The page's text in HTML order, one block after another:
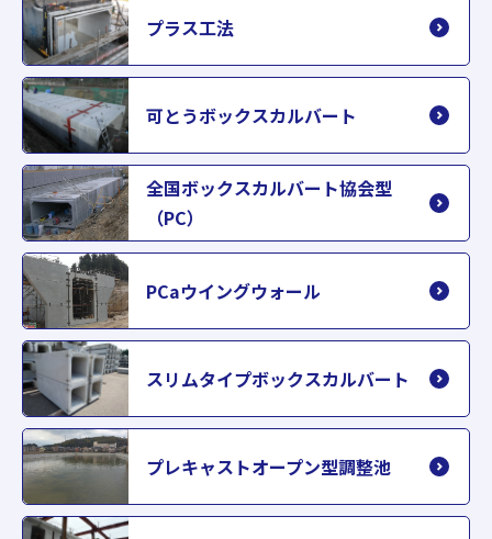
プラス工法
可とうボックスカルバート
全国ボックスカルバート協会型
（PC）
PCaウイングウォール
スリムタイプボックスカルバート
プレキャストオープン型調整池